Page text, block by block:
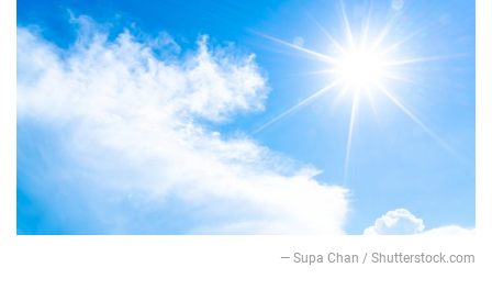
— Supa Chan / Shutterstock.com